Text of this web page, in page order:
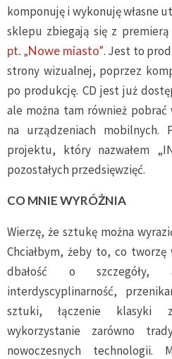
komponuję i wykonuję własne
sklepu zbiegają się z
pt. „Nowe miasto”. Jest to
strony wizualnej, poprzez
po produkcję. CD jest już
ale można tam również pobrać
na urządzeniach mobilnych.
projektu, który nazwałem
pozostałych przedsięwzięć.
CO MNIE WYRÓŻNIA
Wierzę, że sztukę można
Chciałbym, żeby to, co tworzę
dbałość o szczegóły,
interdyscyplinarność,
sztuki, łączenie klasyki
wykorzystanie zarówno
nowoczesnych